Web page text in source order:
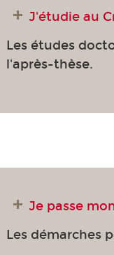
J'étudie au
Les études
l'après-thèse.
Je passe
Les démarches